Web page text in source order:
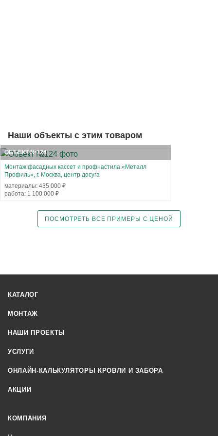
Наши объекты с этим товаром
ОБЪЕКТ №124
Монтаж фасадных кассет и профнастила «Металл
Профиль», г. Москва, центр досуга
материалы: 435 000 ₽
работа: 1 100 000 ₽
ПОСМОТРЕТЬ ВСЕ ПРИМЕРЫ С ЦЕНОЙ
КАТАЛОГ
МОНТАЖ
НАШИ ПРОЕКТЫ
УСЛУГИ
ОНЛАЙН-КАЛЬКУЛЯТОРЫ КРОВЛИ И ЗАБОРА
АКЦИИ
КОМПАНИЯ